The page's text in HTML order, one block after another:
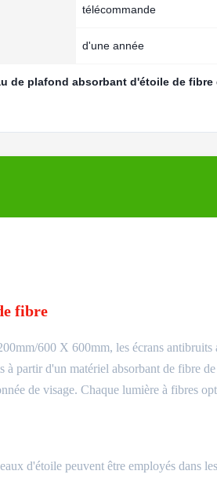
télécommande
d'une année
de plafond absorbant d'étoile de fibre
fibre
600 X 600mm, les écrans antibruits
à partir d'un matériel absorbant de fibre
de visage. Chaque lumière à fibres
d'étoile peuvent être employés dans